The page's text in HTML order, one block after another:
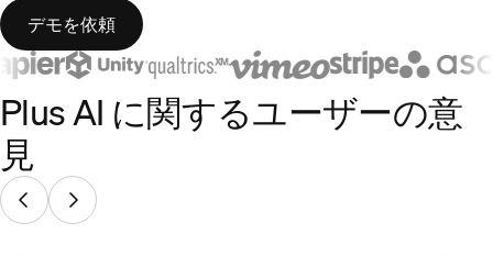
デモを依頼
Plus AI に関するユーザーの意
見